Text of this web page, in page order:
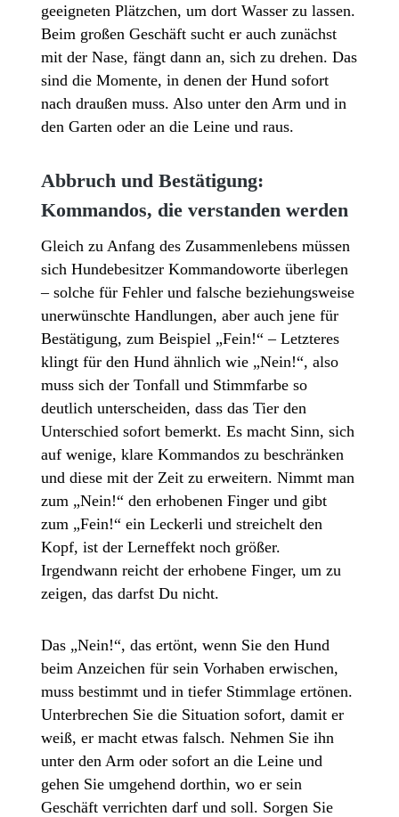
geeigneten Plätzchen, um dort Wasser zu lassen.
Beim großen Geschäft sucht er auch zunächst
mit der Nase, fängt dann an, sich zu drehen. Das
sind die Momente, in denen der Hund sofort
nach draußen muss. Also unter den Arm und in
den Garten oder an die Leine und raus.
Abbruch und Bestätigung:
Kommandos, die verstanden werden
Gleich zu Anfang des Zusammenlebens müssen
sich Hundebesitzer Kommandoworte überlegen
– solche für Fehler und falsche beziehungsweise
unerwünschte Handlungen, aber auch jene für
Bestätigung, zum Beispiel „Fein!“ – Letzteres
klingt für den Hund ähnlich wie „Nein!“, also
muss sich der Tonfall und Stimmfarbe so
deutlich unterscheiden, dass das Tier den
Unterschied sofort bemerkt. Es macht Sinn, sich
auf wenige, klare Kommandos zu beschränken
und diese mit der Zeit zu erweitern. Nimmt man
zum „Nein!“ den erhobenen Finger und gibt
zum „Fein!“ ein Leckerli und streichelt den
Kopf, ist der Lerneffekt noch größer.
Irgendwann reicht der erhobene Finger, um zu
zeigen, das darfst Du nicht.
Das „Nein!“, das ertönt, wenn Sie den Hund
beim Anzeichen für sein Vorhaben erwischen,
muss bestimmt und in tiefer Stimmlage ertönen.
Unterbrechen Sie die Situation sofort, damit er
weiß, er macht etwas falsch. Nehmen Sie ihn
unter den Arm oder sofort an die Leine und
gehen Sie umgehend dorthin, wo er sein
Geschäft verrichten darf und soll. Sorgen Sie